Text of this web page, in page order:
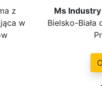
z
w
Ms Industry
Bielsko-Biała